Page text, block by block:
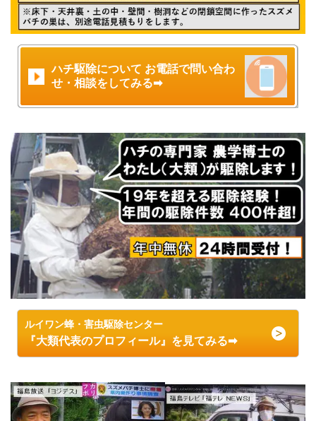
ハチ駆除について お電話で問い合わ
せ・相談をしてみる➡
ルイワン蜂・害虫駆除センター
『大類代表のプロフィール』を見てみる➡